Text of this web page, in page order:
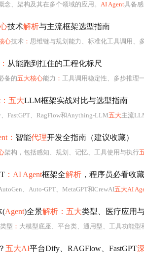
念、架构及其在多个领域的应用。 AI Agent具备感
技术解析与主流框架选型指南
心技术 ： 思维链与规划能力、标准化工具调用、多层级记忆机制、多智能体协作范式；对比
： 从能跑到扛住的工程化标尺
备的五大核心能力 ： 工具调用稳定性、多步推理一致性、异常恢复能力、长程记忆保真度和指令遵循鲁棒性，并基于37
五大LLM框架实战对比与选型指南
FastGPT、RagFlow和Anything-LLM五大主流LLM
： 智能代理开发全指南（建议收藏）
架构，包括感知、规划、记忆、工具使用与执行
：AI Agent框架全解析 ，程序员必看收
、Auto-GPT、MetaGPT和CrewAI五大AI
(Agent)全景解析：五大类型、医疗应用
类型 ： 大模型底座、平台类、通用型、工具功能型和解决方案型，深入剖析其技术特点与应用场景。重点聚焦
五大AI平台Dify、RAGFlow、FastGPT